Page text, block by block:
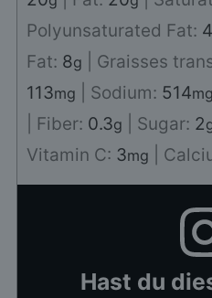
Polyunsaturated Fat: 4
Fat: 8g Graisses
113mg Sodium: 514mg
Fiber: 0.3g Sugar: 2
Vitamin C: 3mg
Hast du